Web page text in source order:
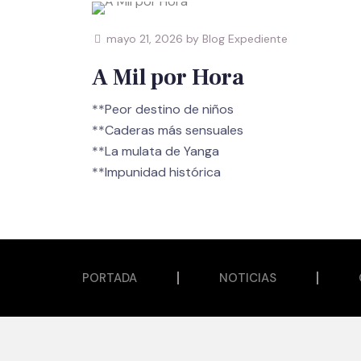
mayo 21, 2026 by Blog Expediente
A Mil por Hora
**Peor destino de niños
**Caderas más sensuales
**La mulata de Yanga
PORTADA NOTICIAS